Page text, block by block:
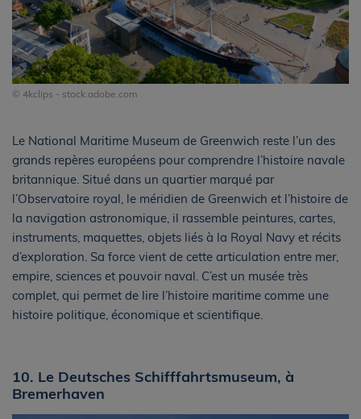
© 4kclips - stock.adobe.com
Le National Maritime Museum de Greenwich reste l’un des
grands repères européens pour comprendre l’histoire navale
britannique. Situé dans un quartier marqué par
l’Observatoire royal, le méridien de Greenwich et l’histoire de
la navigation astronomique, il rassemble peintures, cartes,
instruments, maquettes, objets liés à la Royal Navy et récits
d’exploration. Sa force vient de cette articulation entre mer,
empire, sciences et pouvoir naval. C’est un musée très
complet, qui permet de lire l’histoire maritime comme une
histoire politique, économique et scientifique.
10. Le Deutsches Schifffahrtsmuseum, à
Bremerhaven